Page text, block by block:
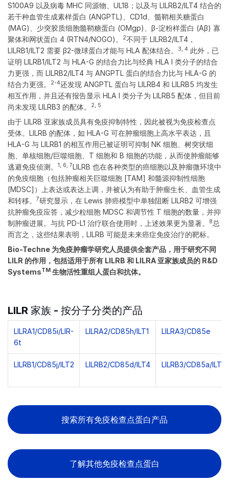
S100A9 以及病毒 MHC 同源物、UL18；以及与 LILRB2/ILT4 结合的
若干种血管生成素样蛋白 (ANGPTL)、CD1d、髓鞘相关糖蛋白
(MAG)、少突胶质细胞髓鞘糖蛋白 (OMgp)、β-淀粉样蛋白 (Aβ) 寡
聚体和网状蛋白 4 (RTN4/NOGO)。
2不同于 LILRB2/ILT4，
LILRB1/ILT2 需要 β2-微球蛋白才能与 HLA 配体结合。
3, 4 此外，已
证明 LILRB1/ILT2 与 HLA-G 的结合力比与经典 HLA I 类分子的结合
力更强，而 LILRB2/ILT4 与 ANGPTL 蛋白的结合力比与 HLA-G 的
结合力更强。
2-4还发现 ANGPTL 蛋白与 LILRB4 和 LILRB5 均发生
相互作用，并且还有报告显示 HLA I 类分子为 LILRB5 配体，但目前
尚未发现 LILRB3 的配体。
2, 5
由于 LILRB 亚家族成员具有免疫抑制特性，因此被视为免疫检查点
受体。LILRB 的配体，如 HLA-G 可在肿瘤细胞上高水平表达，且
HLA-G 与 LILRB1 的相互作用已被证明可抑制 NK 细胞、树突状细
胞、单核细胞/巨噬细胞、T 细胞和 B 细胞的功能，从而使肿瘤能够
逃避免疫侦测。
1, 6, 7LILRB 也在各种类型的癌细胞以及肿瘤微环境中
的免疫细胞（包括肿瘤相关巨噬细胞 [TAM] 和髓源抑制性细胞
[MDSC]）上表达或表达上调，并被认为有助于肿瘤生长、血管生成
和转移。
7研究显示，在 Lewis 肺癌模型中单独阻断 LILRB2 可增强
抗肿瘤免疫应答，减少粒细胞 MDSC 和调节性 T 细胞的数量，并抑
制肿瘤进展。与抗 PD-L1 治疗联合使用时，上述效果更为显著。
8总
而言之，这些结果表明，LILRB 可能是未来癌症免疫治疗的靶标。
Bio-Techne 为免疫肿瘤学研究人员提供全套产品，用于研究不同
LILR 的作用，包括适用于所有 LILRB 和 LILRA 亚家族成员的 R&D
SystemsTM 生物活性重组人蛋白和抗体。
LILR 家族 - 按分子分类的产品
LILRA1/CD85i/LIR-
6t
LILRA2/CD85h/ILT1 LILRA3/CD85e
LILRB1/CD85j/ILT2 LILRB2/CD85d/ILT4 LILRB3/CD85a/ILT5
搜索所有免疫检查点蛋白产品
了解其他免疫检查点蛋白